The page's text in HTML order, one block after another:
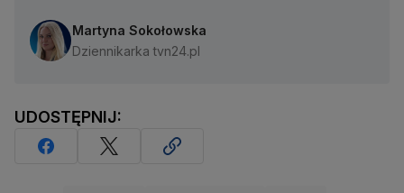
Martyna Sokołowska
Dziennikarka tvn24.pl
UDOSTĘPNIJ: